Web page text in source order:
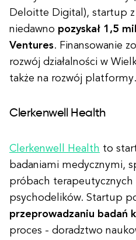
Deloitte Digital), startup z
niedawno pozyskał 1,5
Ventures. Finansowanie
rozwój działalności w
także na rozwój platformy.
Clerkenwell Health
Clerkenwell Health to
badaniami medycznymi,
próbach terapeutycznych
psychodelików. Startup
przeprowadzaniu badań
proces - doradztwo